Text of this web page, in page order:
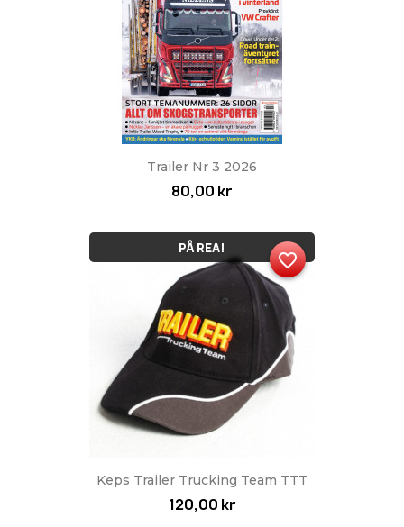
Trailer Nr 3 2026
80,00 kr
Keps Trailer Trucking Team TTT
120,00 kr
PÅ REA!
favorite_border